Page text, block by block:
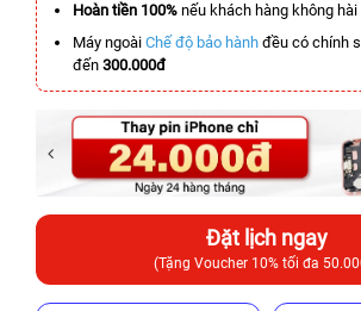
Hoàn tiền 100% nếu khách hàng không hài
Máy ngoài Chế độ bảo hành đều có chính
đến 300.000đ
Đặt lịch ngay
(Tặng Voucher 10% tối đa